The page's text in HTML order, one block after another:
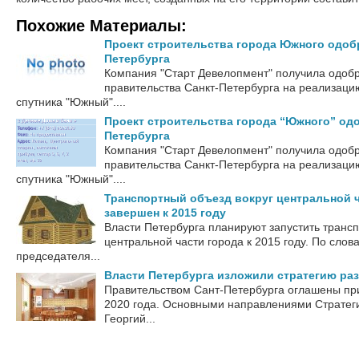
Похожие Материалы:
Проект строительства города Южного
Петербурга
Компания "Старт Девелопмент" получила
правительства Санкт-Петербурга на
спутника "Южный"....
Проект строительства города “Южного”
Петербурга
Компания "Старт Девелопмент" получила
правительства Санкт-Петербурга на
спутника "Южный"....
Транспортный объезд вокруг центральной
завершен к 2015 году
Власти Петербурга планируют запустить
центральной части города к 2015 году. По
председателя...
Власти Петербурга изложили стратегию
Правительством Сант-Петербурга оглашены
2020 года. Основными направлениями
Георгий...